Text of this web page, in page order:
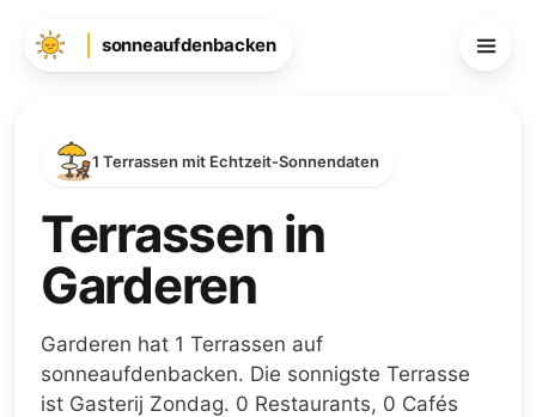
sonneaufdenbacken
1 Terrassen mit Echtzeit-Sonnendaten
Terrassen in
Garderen
Garderen hat 1 Terrassen auf
sonneaufdenbacken. Die sonnigste Terrasse
ist Gasterij Zondag. 0 Restaurants, 0 Cafés